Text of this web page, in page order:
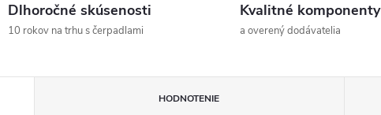
Dlhoročné skúsenosti
10 rokov na trhu s čerpadlami
Kvalitné komponenty
a overený dodávatelia
HODNOTENIE